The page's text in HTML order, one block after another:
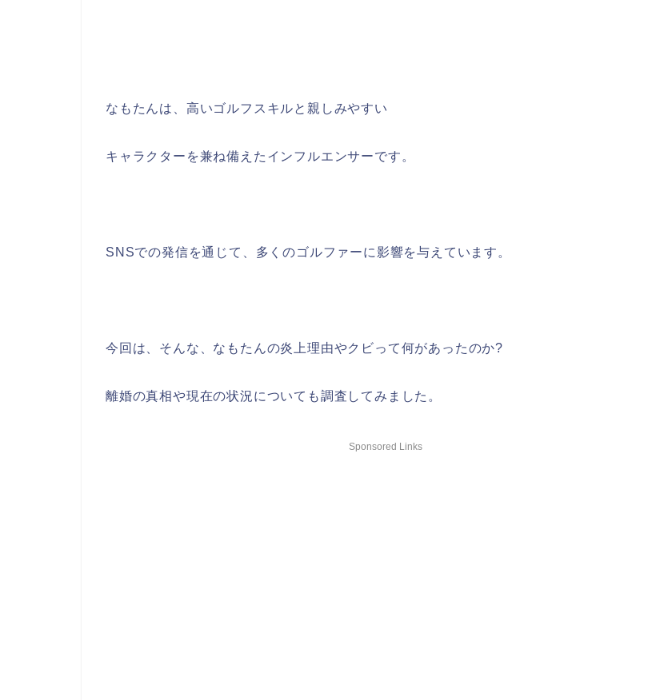
なもたんは、高いゴルフスキルと親しみやすい
キャラクターを兼ね備えたインフルエンサーです。
SNSでの発信を通じて、多くのゴルファーに影響を与えています。
今回は、そんな、なもたんの炎上理由やクビって何があったのか?
離婚の真相や現在の状況についても調査してみました。
Sponsored Links